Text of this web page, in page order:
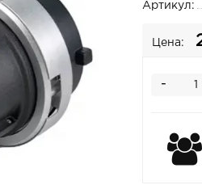
Артикул:
Цена:
-